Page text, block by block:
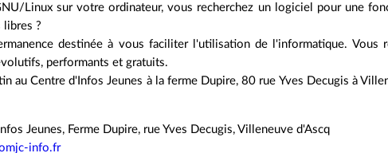
Linux sur votre ordinateur, vous recherchez un logiciel pour une
libres ?
destinée à vous faciliter l'utilisation de l'informatique. Vous
performants et gratuits.
au Centre d'Infos Jeunes à la ferme Dupire, 80 rue Yves Decugis à
Jeunes, Ferme Dupire, rue Yves Decugis, Villeneuve d'Ascq
info.fr